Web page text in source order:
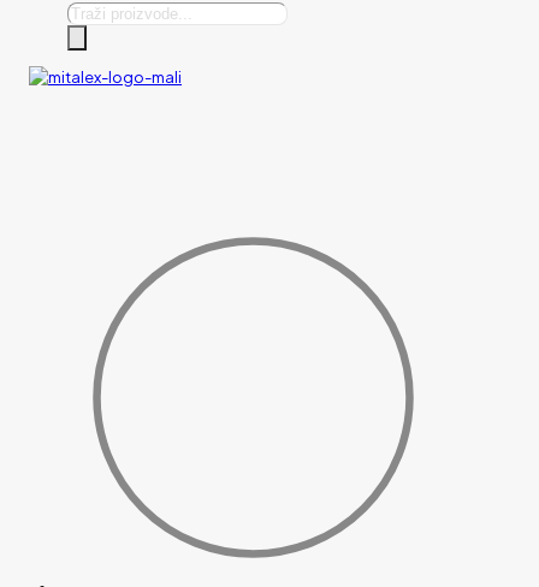
Products